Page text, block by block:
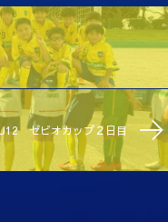
ゼビオカップ２日目